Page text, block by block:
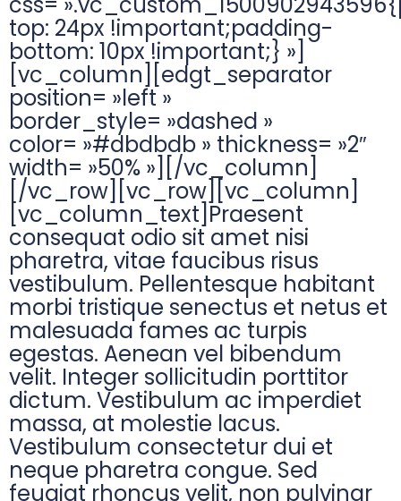
top: 24px !important;padding-
bottom: 10px !important;} »]
[vc_column][edgt_separator
position= »left »
border_style= »dashed »
color= »#dbdbdb » thickness= »2″
width= »50% »][/vc_column]
[/vc_row][vc_row][vc_column]
[vc_column_text]Praesent
consequat odio sit amet nisi
pharetra, vitae faucibus risus
vestibulum. Pellentesque habitant
morbi tristique senectus et netus et
malesuada fames ac turpis
egestas. Aenean vel bibendum
velit. Integer sollicitudin porttitor
dictum. Vestibulum ac imperdiet
massa, at molestie lacus.
Vestibulum consectetur dui et
neque pharetra congue. Sed
feugiat rhoncus velit, non pulvinar